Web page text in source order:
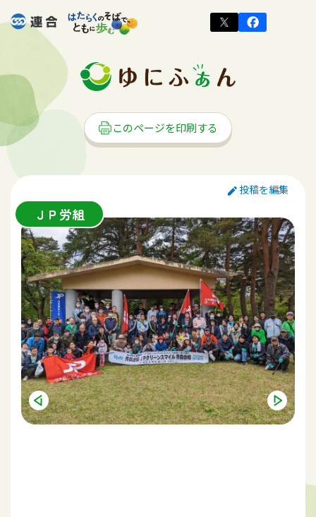
このページを印刷する
投稿を編集
ＪＰ労組